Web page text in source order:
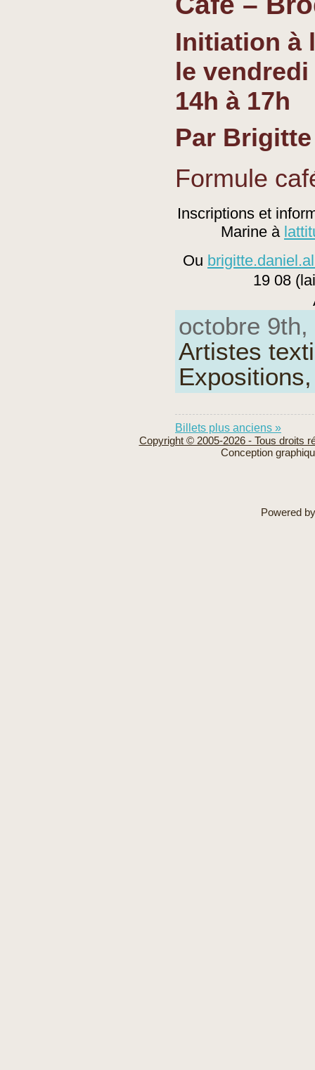
Initiation à
le
14h à 17h
Par Brigitte
Formule
Inscriptions et
Marine à
Ou
19 08
octobre
Artistes
Billets plus anciens »
Copyright © 2005-2026 - Tous droits
Conception
Powered